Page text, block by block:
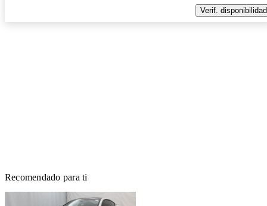
Verif. disponibilidad
Recomendado para ti